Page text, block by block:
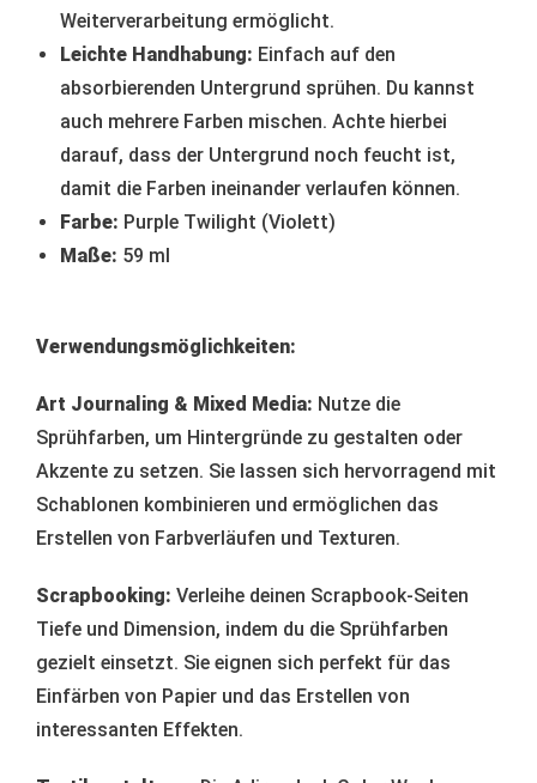
Weiterverarbeitung ermöglicht.
Leichte Handhabung: Einfach auf den
absorbierenden Untergrund sprühen. Du kannst
auch mehrere Farben mischen. Achte hierbei
darauf, dass der Untergrund noch feucht ist,
damit die Farben ineinander verlaufen können.
Farbe: Purple Twilight (Violett)
Maße: 59 ml
Verwendungsmöglichkeiten:
Art Journaling & Mixed Media: Nutze die
Sprühfarben, um Hintergründe zu gestalten oder
Akzente zu setzen. Sie lassen sich hervorragend mit
Schablonen kombinieren und ermöglichen das
Erstellen von Farbverläufen und Texturen.
Scrapbooking: Verleihe deinen Scrapbook-Seiten
Tiefe und Dimension, indem du die Sprühfarben
gezielt einsetzt. Sie eignen sich perfekt für das
Einfärben von Papier und das Erstellen von
interessanten Effekten.